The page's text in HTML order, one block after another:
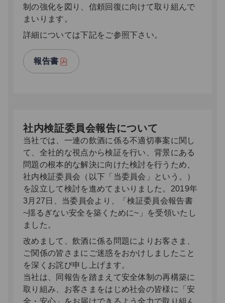
制の強化を図り、信頼回復に向けて取り組んで
まいります。
詳細については下記をご参照下さい。
報告書
社内検証委員会報告について
当社では、一連の飲酒に係る不適切事案に関し
て、全社的な視点から検証を行い、背景にある
問題の根本的な解決に向けた検討を行うため、
社内検証委員会（以下「当委員会」という。）
を設立して検討を進めてまいりました。2019年
3月27日、当委員会より、「検証委員会報告書
~揺るぎない安全を築くために~」を受領いたし
ました。
改めまして、飲酒に係る問題によりお客さま、
ご関係の皆さまにご迷惑をおかけしましたこと
を深くお詫び申し上げます。
当社は、同報告を踏まえて安全体制の再構築に
取り組み、お客さまをはじめ社会の皆様に「安